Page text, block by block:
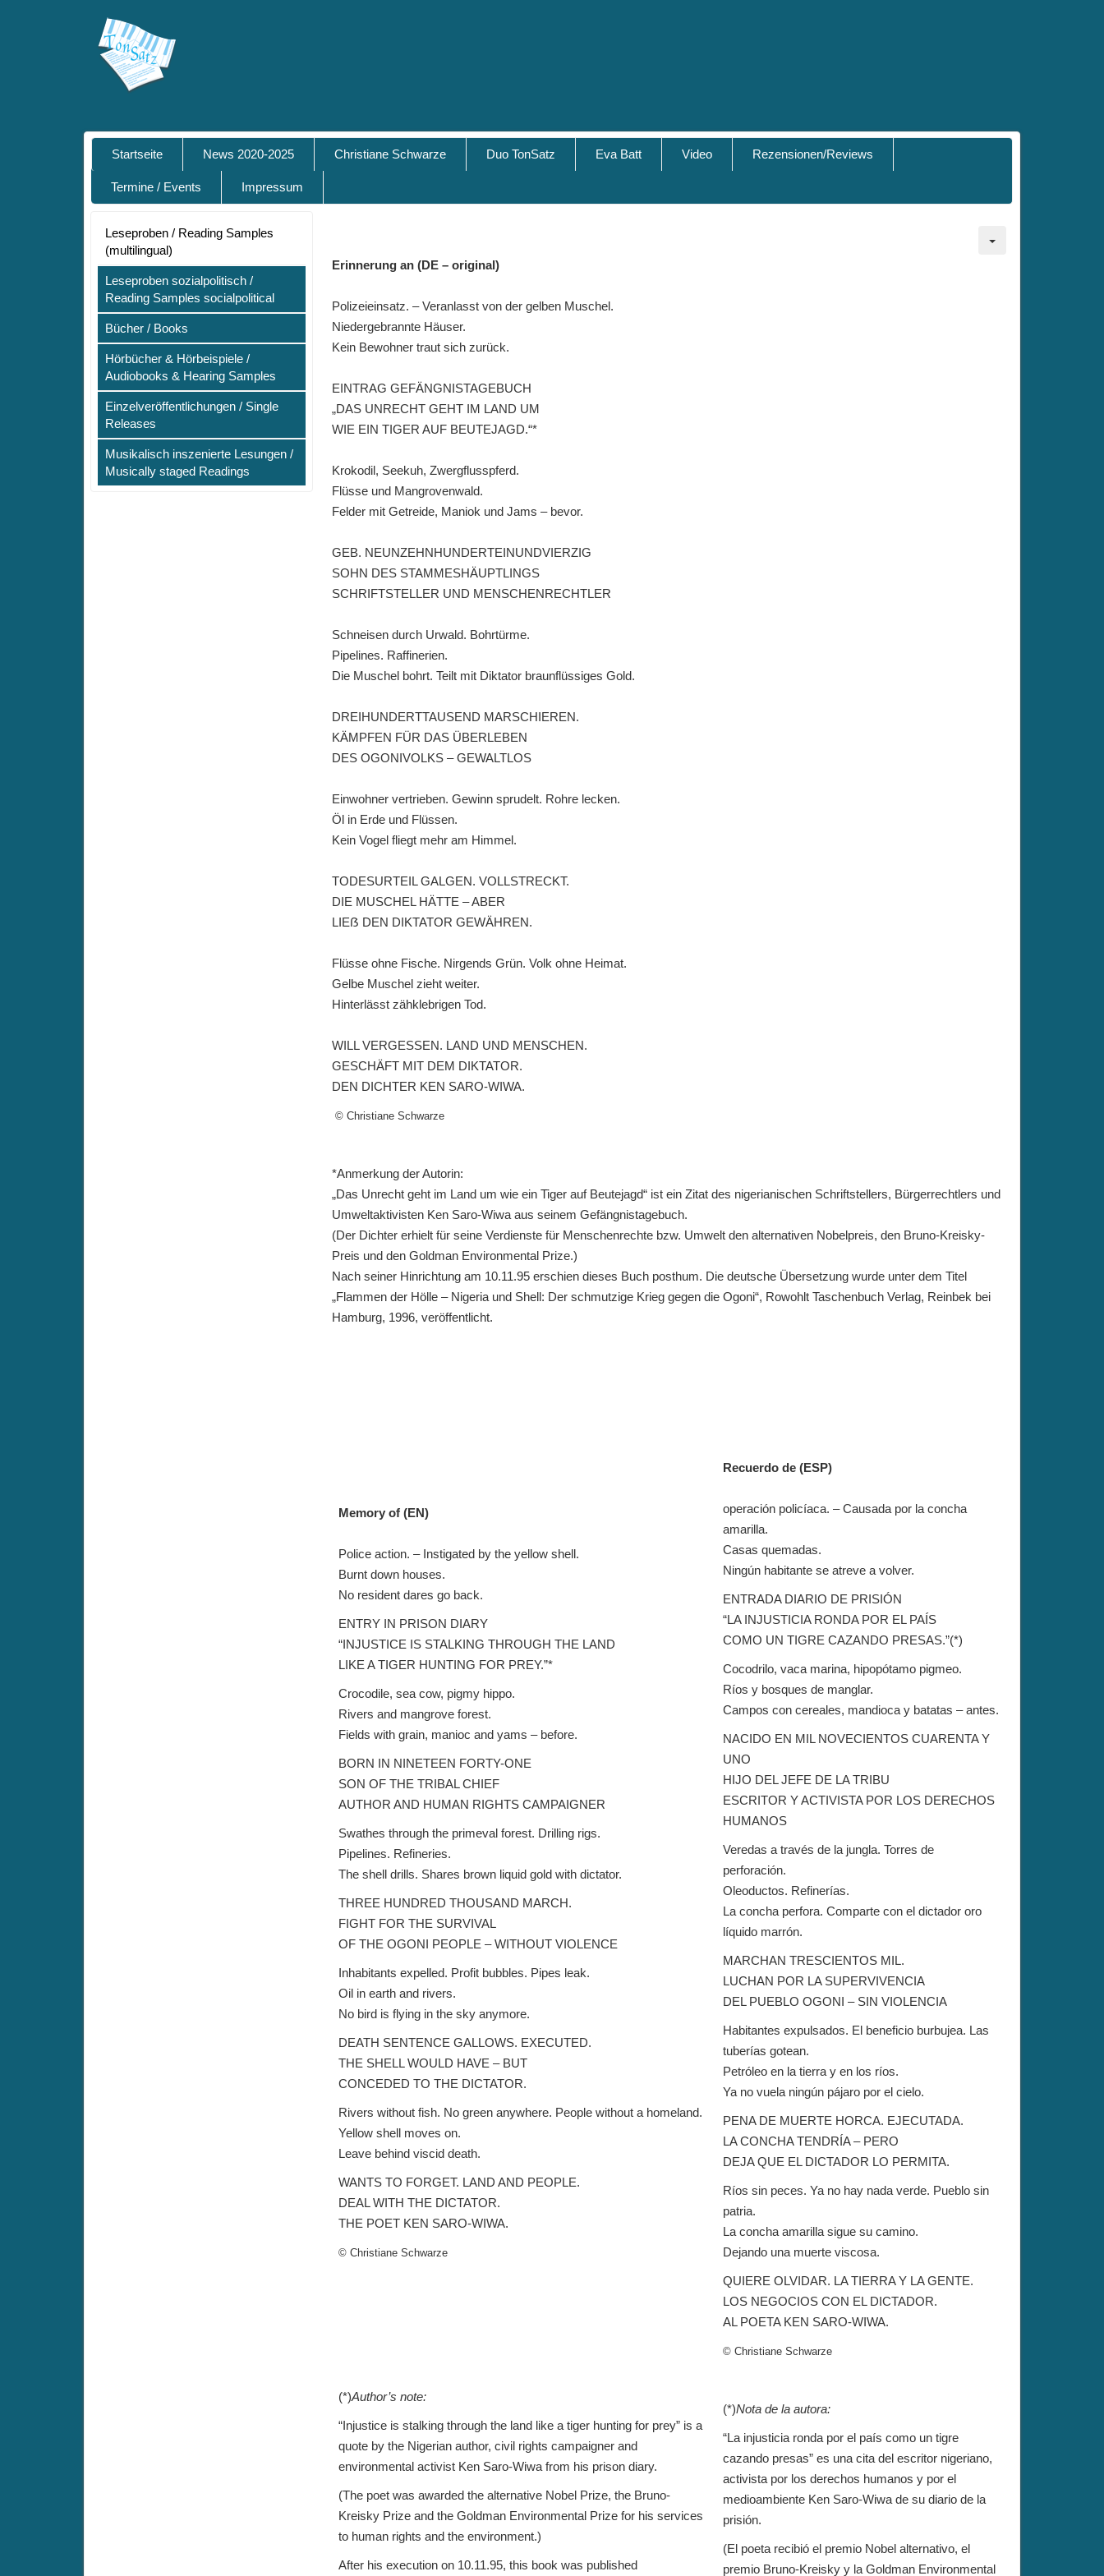
Startseite News 2020-2025 Christiane Schwarze Duo TonSatz Eva Batt Video Rezensionen/Reviews
Termine / Events Impressum
Leseproben / Reading Samples
(multilingual)
Leseproben sozialpolitisch /
Reading Samples socialpolitical
Bücher / Books
Hörbücher & Hörbeispiele /
Audiobooks & Hearing Samples
Einzelveröffentlichungen / Single
Releases
Musikalisch inszenierte Lesungen /
Musically staged Readings
Erinnerung an (DE – original)
Polizeieinsatz. – Veranlasst von der gelben Muschel.
Niedergebrannte Häuser.
Kein Bewohner traut sich zurück.
EINTRAG GEFÄNGNISTAGEBUCH
„DAS UNRECHT GEHT IM LAND UM
WIE EIN TIGER AUF BEUTEJAGD.“*
Krokodil, Seekuh, Zwergflusspferd.
Flüsse und Mangrovenwald.
Felder mit Getreide, Maniok und Jams – bevor.
GEB. NEUNZEHNHUNDERTEINUNDVIERZIG
SOHN DES STAMMESHÄUPTLINGS
SCHRIFTSTELLER UND MENSCHENRECHTLER
Schneisen durch Urwald. Bohrtürme.
Pipelines. Raffinerien.
Die Muschel bohrt. Teilt mit Diktator braunflüssiges Gold.
DREIHUNDERTTAUSEND MARSCHIEREN.
KÄMPFEN FÜR DAS ÜBERLEBEN
DES OGONIVOLKS – GEWALTLOS
Einwohner vertrieben. Gewinn sprudelt. Rohre lecken.
Öl in Erde und Flüssen.
Kein Vogel fliegt mehr am Himmel.
TODESURTEIL GALGEN. VOLLSTRECKT.
DIE MUSCHEL HÄTTE – ABER
LIEẞ DEN DIKTATOR GEWÄHREN.
Flüsse ohne Fische. Nirgends Grün. Volk ohne Heimat.
Gelbe Muschel zieht weiter.
Hinterlässt zähklebrigen Tod.
WILL VERGESSEN. LAND UND MENSCHEN.
GESCHÄFT MIT DEM DIKTATOR.
DEN DICHTER KEN SARO-WIWA.
© Christiane Schwarze
*Anmerkung der Autorin:
„Das Unrecht geht im Land um wie ein Tiger auf Beutejagd“ ist ein Zitat des nigerianischen Schriftstellers, Bürgerrechtlers und
Umweltaktivisten Ken Saro-Wiwa aus seinem Gefängnistagebuch.
(Der Dichter erhielt für seine Verdienste für Menschenrechte bzw. Umwelt den alternativen Nobelpreis, den Bruno-Kreisky-
Preis und den Goldman Environmental Prize.)
Nach seiner Hinrichtung am 10.11.95 erschien dieses Buch posthum. Die deutsche Übersetzung wurde unter dem Titel
„Flammen der Hölle – Nigeria und Shell: Der schmutzige Krieg gegen die Ogoni“, Rowohlt Taschenbuch Verlag, Reinbek bei
Hamburg, 1996, veröffentlicht.
Memory of (EN)
Police action. – Instigated by the yellow shell.
Burnt down houses.
No resident dares go back.
ENTRY IN PRISON DIARY
“INJUSTICE IS STALKING THROUGH THE LAND
LIKE A TIGER HUNTING FOR PREY.”*
Crocodile, sea cow, pigmy hippo.
Rivers and mangrove forest.
Fields with grain, manioc and yams – before.
BORN IN NINETEEN FORTY-ONE
SON OF THE TRIBAL CHIEF
AUTHOR AND HUMAN RIGHTS CAMPAIGNER
Swathes through the primeval forest. Drilling rigs.
Pipelines. Refineries.
The shell drills. Shares brown liquid gold with dictator.
THREE HUNDRED THOUSAND MARCH.
FIGHT FOR THE SURVIVAL
OF THE OGONI PEOPLE – WITHOUT VIOLENCE
Inhabitants expelled. Profit bubbles. Pipes leak.
Oil in earth and rivers.
No bird is flying in the sky anymore.
DEATH SENTENCE GALLOWS. EXECUTED.
THE SHELL WOULD HAVE – BUT
CONCEDED TO THE DICTATOR.
Rivers without fish. No green anywhere. People without a homeland.
Yellow shell moves on.
Leave behind viscid death.
WANTS TO FORGET. LAND AND PEOPLE.
DEAL WITH THE DICTATOR.
THE POET KEN SARO-WIWA.
© Christiane Schwarze
(*)Author’s note:
“Injustice is stalking through the land like a tiger hunting for prey” is a
quote by the Nigerian author, civil rights campaigner and
environmental activist Ken Saro-Wiwa from his prison diary.
(The poet was awarded the alternative Nobel Prize, the Bruno-
Kreisky Prize and the Goldman Environmental Prize for his services
to human rights and the environment.)
After his execution on 10.11.95, this book was published
Recuerdo de (ESP)
operación policíaca. – Causada por la concha
amarilla.
Casas quemadas.
Ningún habitante se atreve a volver.
ENTRADA DIARIO DE PRISIÓN
“LA INJUSTICIA RONDA POR EL PAÍS
COMO UN TIGRE CAZANDO PRESAS.”(*)
Cocodrilo, vaca marina, hipopótamo pigmeo.
Ríos y bosques de manglar.
Campos con cereales, mandioca y batatas – antes.
NACIDO EN MIL NOVECIENTOS CUARENTA Y
UNO
HIJO DEL JEFE DE LA TRIBU
ESCRITOR Y ACTIVISTA POR LOS DERECHOS
HUMANOS
Veredas a través de la jungla. Torres de
perforación.
Oleoductos. Refinerías.
La concha perfora. Comparte con el dictador oro
líquido marrón.
MARCHAN TRESCIENTOS MIL.
LUCHAN POR LA SUPERVIVENCIA
DEL PUEBLO OGONI – SIN VIOLENCIA
Habitantes expulsados. El beneficio burbujea. Las
tuberías gotean.
Petróleo en la tierra y en los ríos.
Ya no vuela ningún pájaro por el cielo.
PENA DE MUERTE HORCA. EJECUTADA.
LA CONCHA TENDRÍA – PERO
DEJA QUE EL DICTADOR LO PERMITA.
Ríos sin peces. Ya no hay nada verde. Pueblo sin
patria.
La concha amarilla sigue su camino.
Dejando una muerte viscosa.
QUIERE OLVIDAR. LA TIERRA Y LA GENTE.
LOS NEGOCIOS CON EL DICTADOR.
AL POETA KEN SARO-WIWA.
© Christiane Schwarze
(*)Nota de la autora:
“La injusticia ronda por el país como un tigre
cazando presas” es una cita del escritor nigeriano,
activista por los derechos humanos y por el
medioambiente Ken Saro-Wiwa de su diario de la
prisión.
(El poeta recibió el premio Nobel alternativo, el
premio Bruno-Kreisky y la Goldman Environmental